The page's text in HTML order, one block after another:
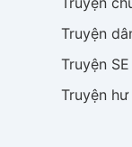
Truyện
Truyện SE
Truyện hư